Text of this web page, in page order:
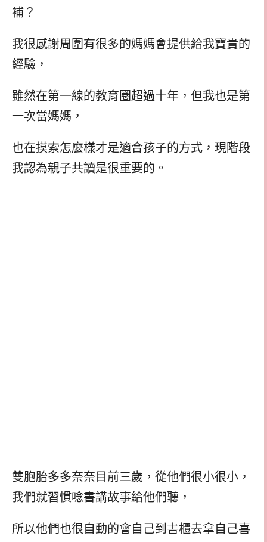
補？
我很感謝周圍有很多的媽媽會提供給我寶貴的
經驗，
雖然在第一線的教育圈超過十年，但我也是第
一次當媽媽，
也在摸索怎麼樣才是適合孩子的方式，現階段
我認為親子共讀是很重要的。
雙胞胎多多奈奈目前三歲，從他們很小很小，
我們就習慣唸書講故事給他們聽，
所以他們也很自動的會自己到書櫃去拿自己喜